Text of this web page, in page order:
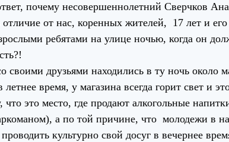
почему несовершеннолетний Сверчков
от нас, коренных жителей, 17 лет и
ребятами на улице ночью, когда он
друзьями находились в ту ночь около
летнее время, у магазина всегда горит свет и
что это место, где продают алкогольные
а по той причине, что молодежи в
культурно свой досуг в вечернее